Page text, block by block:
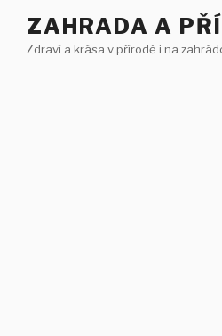
obsahu
ZAHRADA A
Zdraví a krása v přírodě i na